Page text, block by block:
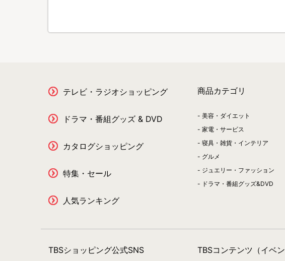
テレビ・ラジオショッピング
ドラマ・番組グッズ & DVD
カタログショッピング
特集・セール
人気ランキング
商品カテゴリ
美容・ダイエット
家電・サービス
寝具・雑貨・インテリア
グルメ
ジュエリー・ファッション
ドラマ・番組グッズ&DVD
TBSショッピング公式SNS TBSコンテンツ（イベ